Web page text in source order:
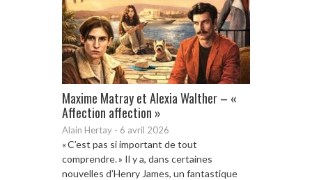
Maxime Matray et Alexia Walther – «
Affection affection »
Alain Hertay - 6 avril 2026
« C’est pas si important de tout
comprendre. » Il y a, dans certaines
nouvelles d’Henry James, un fantastique